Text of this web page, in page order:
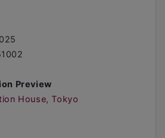
Preview
House, Tokyo